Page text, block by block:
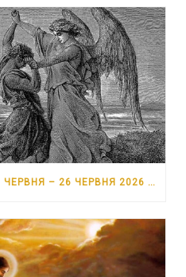
УРОК №13. У ВІЧНІСТЬ. 20 ЧЕРВНЯ – 26 ЧЕРВНЯ 2026 РОКУ